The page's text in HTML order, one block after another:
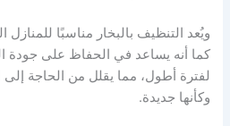
ويُعد التنظيف بالبخار مناسبًا للمنازل
كما أنه يساعد في الحفاظ على جودة
لفترة أطول، مما يقلل من الحاجة إلى
وكأنها جديدة.